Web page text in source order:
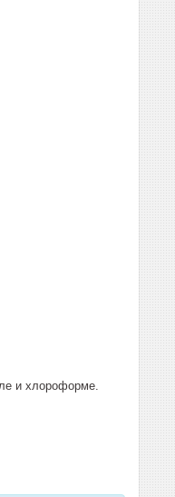
и хлороформе.